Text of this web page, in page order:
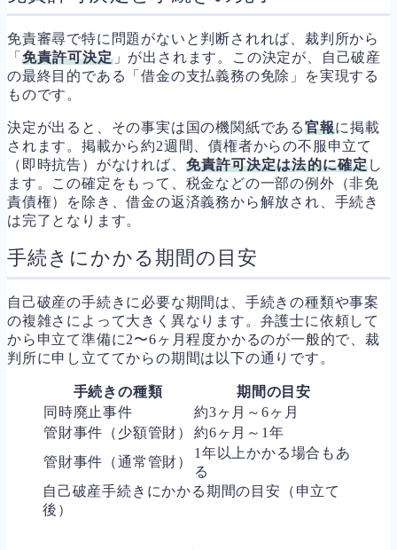
免責審尋で特に問題がないと判断されれば、裁判所から
「 免責許可決定」が出されます。この決定が、自己破産
の最終目的である「借金の支払義務の免除」を実現する
ものです。
決定が出ると、その事実は国の機関紙である官報に掲載
されます。掲載から約2週間、債権者からの不服申立て
（即時抗告）がなければ、 免責許可決定は法的に確定し
ます。この確定をもって、税金などの一部の例外（非免
責債権）を除き、借金の返済義務から解放され、手続き
は完了となります。
手続きにかかる期間の目安
自己破産の手続きに必要な期間は、手続きの種類や事案
の複雑さによって大きく異なります。弁護士に依頼して
から申立て準備に2〜6ヶ月程度かかるのが一般的で、裁
判所に申し立ててからの期間は以下の通りです。
手続きの種類
期間の目安
同時廃止事件
約3ヶ月～6ヶ月
管財事件（少額管財）
約6ヶ月～1年
管財事件（通常管財）
1年以上かかる場合もあ
る
自己破産手続きにかかる期間の目安（申立て
後）